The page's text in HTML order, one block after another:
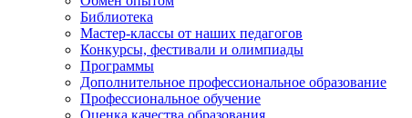
Библиотека
Мастер-классы от наших педагогов
Конкурсы, фестивали и олимпиады
Программы
Дополнительное профессиональное образование
Профессиональное обучение
Оценка качества образования